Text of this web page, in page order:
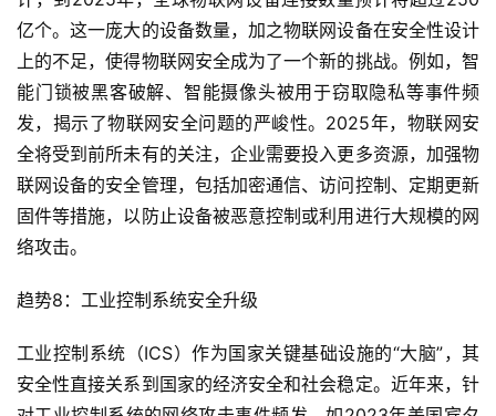
亿个。这一庞大的设备数量，加之物联网设备在安全性设计
上的不足，使得物联网安全成为了一个新的挑战。例如，智
能门锁被黑客破解、智能摄像头被用于窃取隐私等事件频
发，揭示了物联网安全问题的严峻性。2025年，物联网安
全将受到前所未有的关注，企业需要投入更多资源，加强物
联网设备的安全管理，包括加密通信、访问控制、定期更新
固件等措施，以防止设备被恶意控制或利用进行大规模的网
络攻击。
趋势8：工业控制系统安全升级
工业控制系统（ICS）作为国家关键基础设施的“大脑”，其
安全性直接关系到国家的经济安全和社会稳定。近年来，针